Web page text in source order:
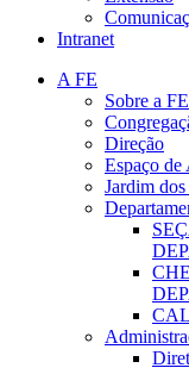
Intranet
A FE
Sobre a FE
Direção
Espaço
Jardim